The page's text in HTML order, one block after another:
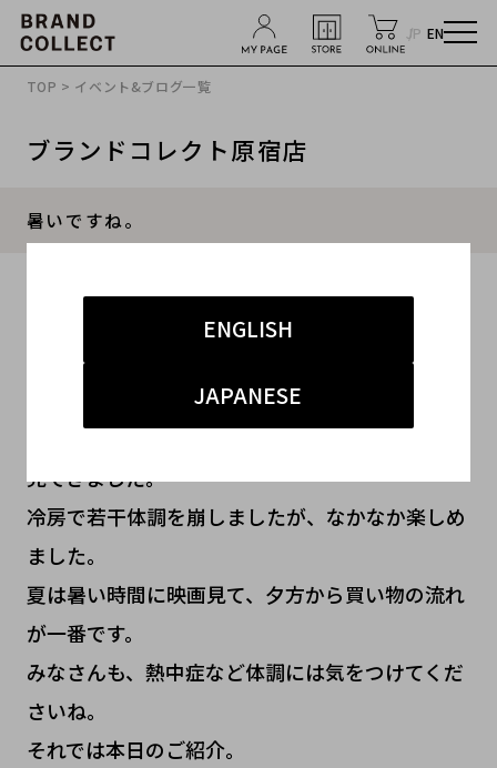
JP EN
ENGLISH
JAPANESE
TOP > イベント&ブログ一覧
ブランドコレクト原宿店
暑いですね。
#シューズ
みなさん、こんばんわ。
昨日はお休みを頂いていたので久しぶりの映画を
見てきました。
冷房で若干体調を崩しましたが、なかなか楽しめ
ました。
夏は暑い時間に映画見て、夕方から買い物の流れ
が一番です。
みなさんも、熱中症など体調には気をつけてくだ
さいね。
それでは本日のご紹介。